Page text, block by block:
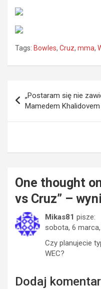
Tags: Bowles, Cruz, mma,
wpisu
„Postaram się nie
Mamedem Khalidovem
One thought
vs Cruz” –
Mikas81 pisze:
sobota, 6
Czy planujecie
WEC?
Dodaj